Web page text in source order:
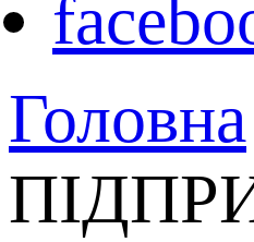
Головна